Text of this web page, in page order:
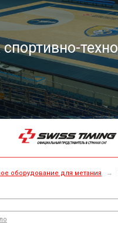
оборудование для метания →